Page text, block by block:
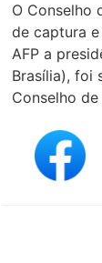
O Conselho
de captura
AFP a
Brasília), foi
Conselho